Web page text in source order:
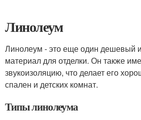
Линолеум
Линолеум - это еще один дешевый
материал для отделки. Он также
звукоизоляцию, что делает его
спален и детских комнат.
Типы линолеума